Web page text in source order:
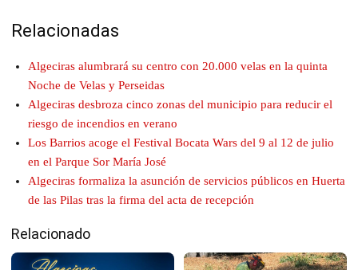
Relacionadas
Algeciras alumbrará su centro con 20.000 velas en la quinta
Noche de Velas y Perseidas
Algeciras desbroza cinco zonas del municipio para reducir el
riesgo de incendios en verano
Los Barrios acoge el Festival Bocata Wars del 9 al 12 de julio
en el Parque Sor María José
Algeciras formaliza la asunción de servicios públicos en Huerta
de las Pilas tras la firma del acta de recepción
Relacionado